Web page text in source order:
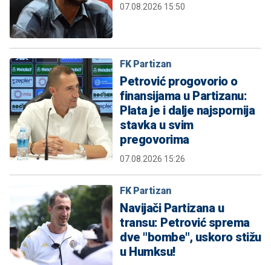
07.08.2026 15:50
FK Partizan
Petrović progovorio o
finansijama u Partizanu:
Plata je i dalje najspornija
stavka u svim
pregovorima
07.08.2026 15:26
FK Partizan
Navijači Partizana u
transu: Petrović sprema
dve "bombe", uskoro stižu
u Humksu!